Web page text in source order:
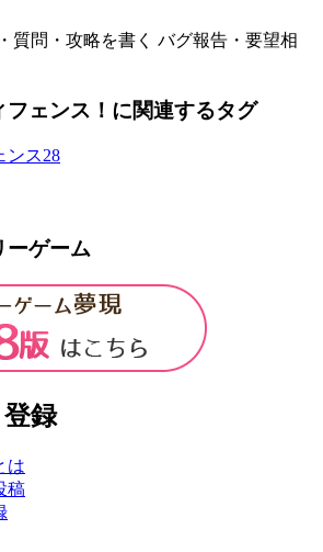
質問・攻略を書く バグ報告・要望相
フェンス！に関連するタグ
ンス28
ーゲーム
録
は
稿